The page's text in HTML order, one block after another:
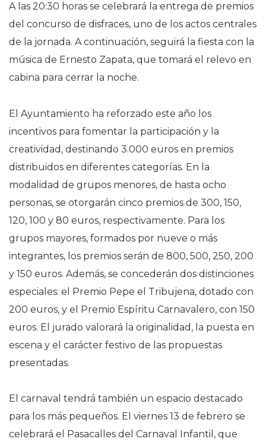
A las 20:30 horas se celebrará la entrega de premios
del concurso de disfraces, uno de los actos centrales
de la jornada. A continuación, seguirá la fiesta con la
música de Ernesto Zapata, que tomará el relevo en
cabina para cerrar la noche.
El Ayuntamiento ha reforzado este año los
incentivos para fomentar la participación y la
creatividad, destinando 3.000 euros en premios
distribuidos en diferentes categorías. En la
modalidad de grupos menores, de hasta ocho
personas, se otorgarán cinco premios de 300, 150,
120, 100 y 80 euros, respectivamente. Para los
grupos mayores, formados por nueve o más
integrantes, los premios serán de 800, 500, 250, 200
y 150 euros. Además, se concederán dos distinciones
especiales: el Premio Pepe el Tribujena, dotado con
200 euros, y el Premio Espíritu Carnavalero, con 150
euros. El jurado valorará la originalidad, la puesta en
escena y el carácter festivo de las propuestas
presentadas.
El carnaval tendrá también un espacio destacado
para los más pequeños. El viernes 13 de febrero se
celebrará el Pasacalles del Carnaval Infantil, que